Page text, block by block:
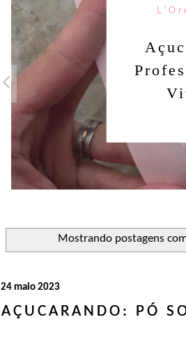
Mostrando postagens
24 maio 2023
AÇUCARANDO: PÓ